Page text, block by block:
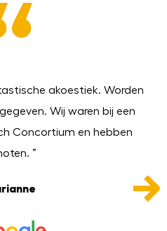
akoestiek. Worden
Wij waren bij een
Concortium en hebben
”